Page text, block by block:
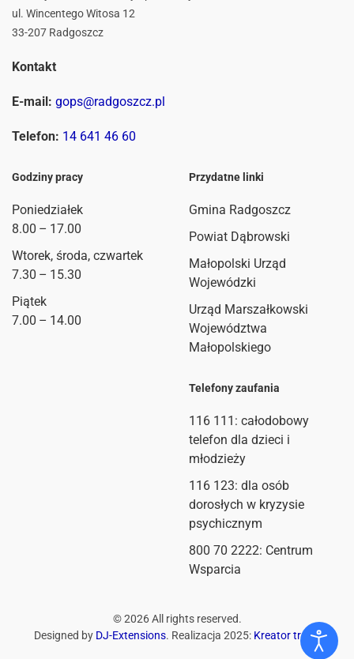
ul. Wincentego Witosa 12
33-207 Radgoszcz
Kontakt
E-mail: gops@radgoszcz.pl
Telefon: 14 641 46 60
Godziny pracy
Poniedziałek
8.00 – 17.00
Wtorek, środa, czwartek
7.30 – 15.30
Piątek
7.00 – 14.00
Przydatne linki
Gmina Radgoszcz
Powiat Dąbrowski
Małopolski Urząd
Wojewódzki
Urząd Marszałkowski
Województwa
Małopolskiego
Telefony zaufania
116 111 : całodobowy
telefon dla dzieci i
młodzieży
116 123: dla osób
dorosłych w kryzysie
psychicznym
800 70 2222: Centrum
Wsparcia
©2026All rights reserved.
Designed by DJ-Extensions. Realizacja 2025: Kreator treści